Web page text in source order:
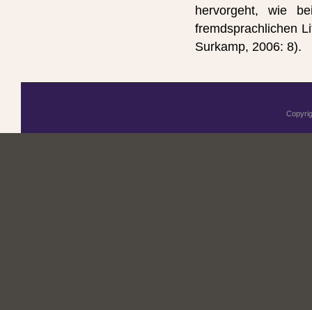
hervorgeht, wie
fremdsprachlichen
Surkamp, 2006: 8).